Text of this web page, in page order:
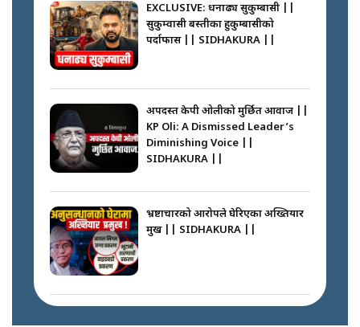
फेरि स्वर्गनर्कको यात्रामा ओली–प्रचण्ड ||
कस्तो छ नागढुङ्गा सुरुङमार्ग ? ||
SIDHAKURA ||
? || SIDHAKURA ||
लगाउन जानेलाई रोकौँः रवि लामिछाने ||
SIDHAKURA ||
|| PM BALEN ADDRESS ||
EXCLUSIVE: धनाढ्य सुकुम्बासी ||
सुकुम्वासी बस्तीका हुकुम्बासीको
पर्दाफास || SIDHAKURA ||
अपदस्त केपी ओलीको मुर्छित आवाज ||
KP Oli: A Dismissed Leader’s
Diminishing Voice ||
SIDHAKURA ||
भ्रष्टाचारको आरोपले घेरिएका अख्तियार
प्रमुख || SIDHAKURA ||